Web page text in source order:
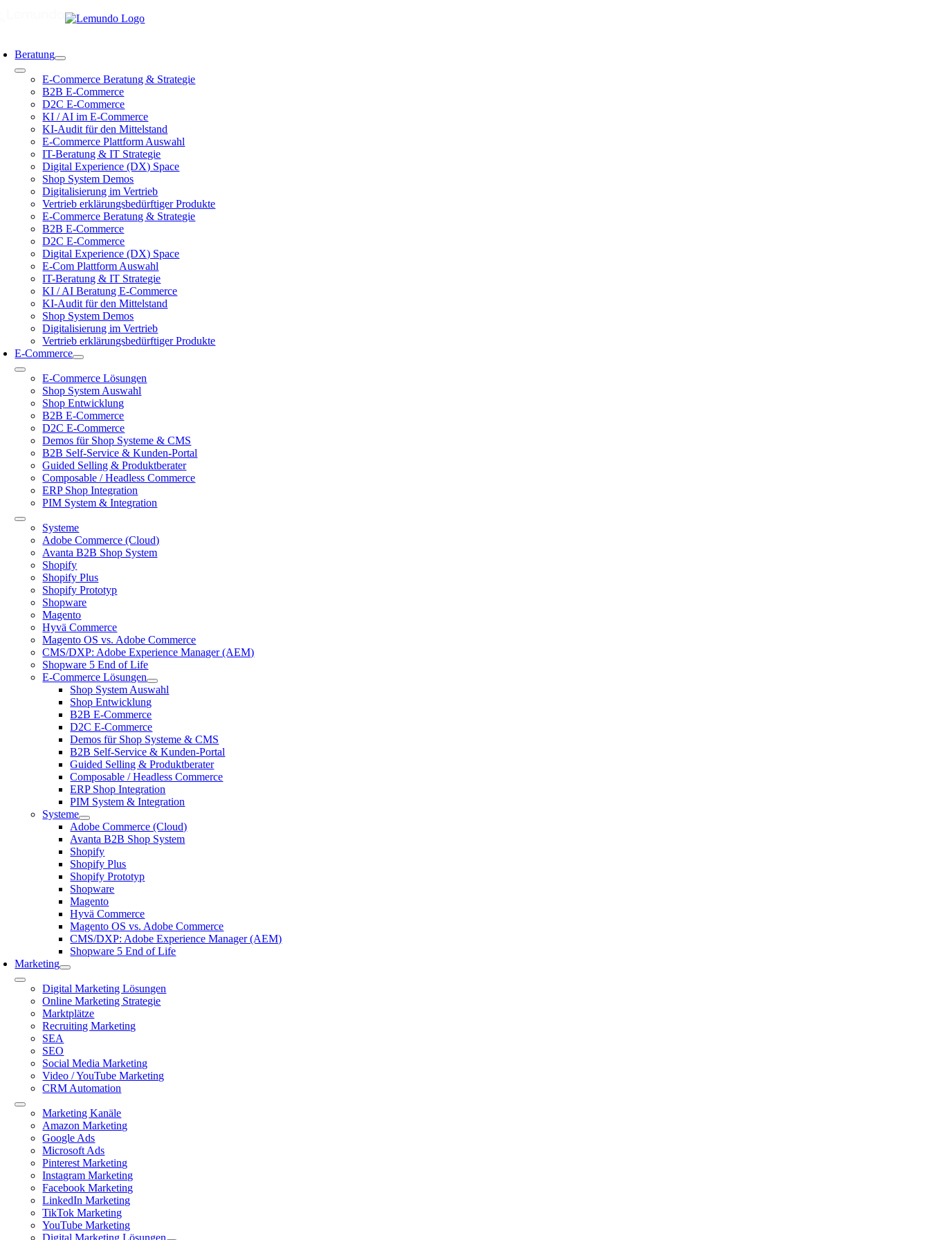
Beratung
Toggle
Navigation
E-Commerce Beratung & Strategie
B2B E-Commerce
D2C E-Commerce
KI / AI im E-Commerce
KI-Audit für den Mittelstand
E-Commerce Plattform Auswahl
IT-Beratung & IT Strategie
Digital Experience (DX) Space
Shop System Demos
Digitalisierung im Vertrieb
Vertrieb erklärungsbedürftiger Produkte
E-Commerce Beratung & Strategie
B2B E-Commerce
D2C E-Commerce
Digital Experience (DX) Space
E-Com Plattform Auswahl
IT-Beratung & IT Strategie
KI / AI Beratung E-Commerce
KI-Audit für den Mittelstand
Shop System Demos
Digitalisierung im Vertrieb
Vertrieb erklärungsbedürftiger Produkte
E-Commerce
Toggle
Navigation
E-Commerce Lösungen
Shop System Auswahl
Shop Entwicklung
B2B E-Commerce
D2C E-Commerce
Demos für Shop Systeme & CMS
B2B Self-Service & Kunden-Portal
Guided Selling & Produktberater
Composable / Headless Commerce
ERP Shop Integration
PIM System & Integration
Toggle
Navigation
Systeme
Adobe Commerce (Cloud)
Avanta B2B Shop System
Shopify
Shopify Plus
Shopify Prototyp
Shopware
Magento
Hyvä Commerce
Magento OS vs. Adobe Commerce
CMS/DXP: Adobe Experience Manager (AEM)
Shopware 5 End of Life
E-Commerce Lösungen
Shop System Auswahl
Shop Entwicklung
B2B E-Commerce
D2C E-Commerce
Demos für Shop Systeme & CMS
B2B Self-Service & Kunden-Portal
Guided Selling & Produktberater
Composable / Headless Commerce
ERP Shop Integration
PIM System & Integration
Systeme
Adobe Commerce (Cloud)
Avanta B2B Shop System
Shopify
Shopify Plus
Shopify Prototyp
Shopware
Magento
Hyvä Commerce
Magento OS vs. Adobe Commerce
CMS/DXP: Adobe Experience Manager (AEM)
Shopware 5 End of Life
Marketing
Toggle
Navigation
Digital Marketing Lösungen
Online Marketing Strategie
Marktplätze
Recruiting Marketing
SEA
SEO
Social Media Marketing
Video / YouTube Marketing
CRM Automation
Toggle
Navigation
Marketing Kanäle
Amazon Marketing
Google Ads
Microsoft Ads
Pinterest Marketing
Instagram Marketing
Facebook Marketing
LinkedIn Marketing
TikTok Marketing
YouTube Marketing
Digital Marketing Lösungen